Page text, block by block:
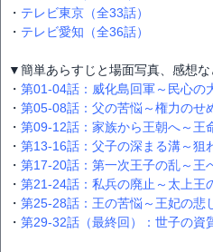
・ テレビ東京（全33話）
・ テレビ愛知（全36話）
▼簡単あらすじと場面写真、感想な
・ 第01-04話：威化島回軍～民心の
・ 第05-08話：父の苦悩～権力のせ
・ 第09-12話：家族から王朝へ～王
・ 第13-16話：父子の深まる溝～狙
・ 第17-20話：第一次王子の乱～王
・ 第21-24話：私兵の廃止～太上王
・ 第25-28話：王の苦悩～王妃の悲
・ 第29-32話（最終回）：世子の資